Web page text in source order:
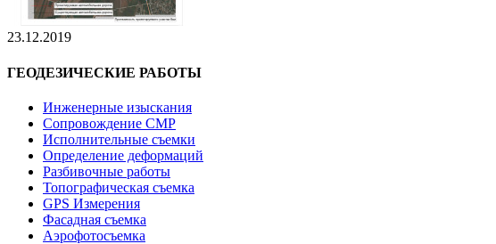
23.12.2019
ГЕОДЕЗИЧЕСКИЕ РАБОТЫ
Инженерные изыскания
Сопровождение СМР
Исполнительные съемки
Определение деформаций
Разбивочные работы
Топографическая съемка
GPS Измерения
Фасадная съемка
Аэрофотосъемка